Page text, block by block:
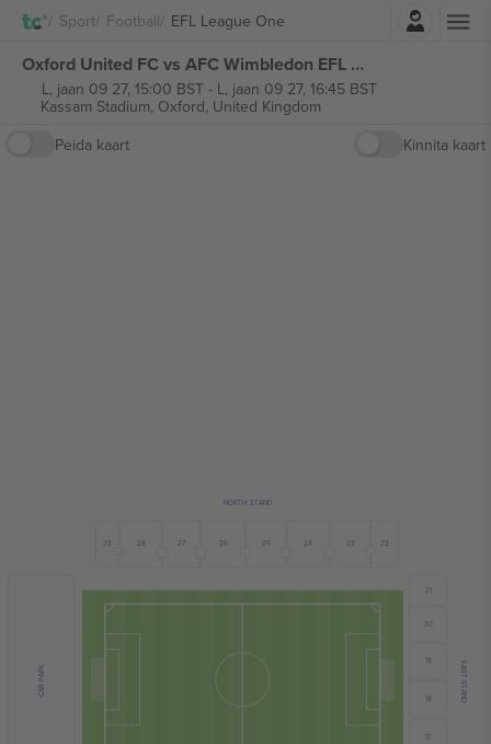
Sport Football EFL League OneLogi sisse
Oxford United FC vs AFC Wimbledon EFL League One piletid
L, jaan 09 27, 15:00 BST- L, jaan 09 27, 16:45 BST
Kassam Stadium, Oxford, United Kingdom
Peida kaart
Kinnita kaart
17
18
19
20
21
CAR PARK
NORTH STAND
EAST STAND
22
23
24
25
26
27
28
29